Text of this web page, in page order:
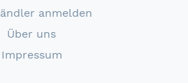
anmelden
Über uns
Impressum